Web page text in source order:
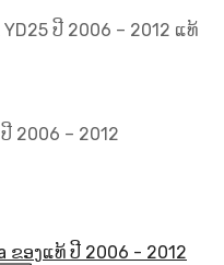
YD25 ປີ​ 2006 – 2012 ແທ້
2006 – 2012